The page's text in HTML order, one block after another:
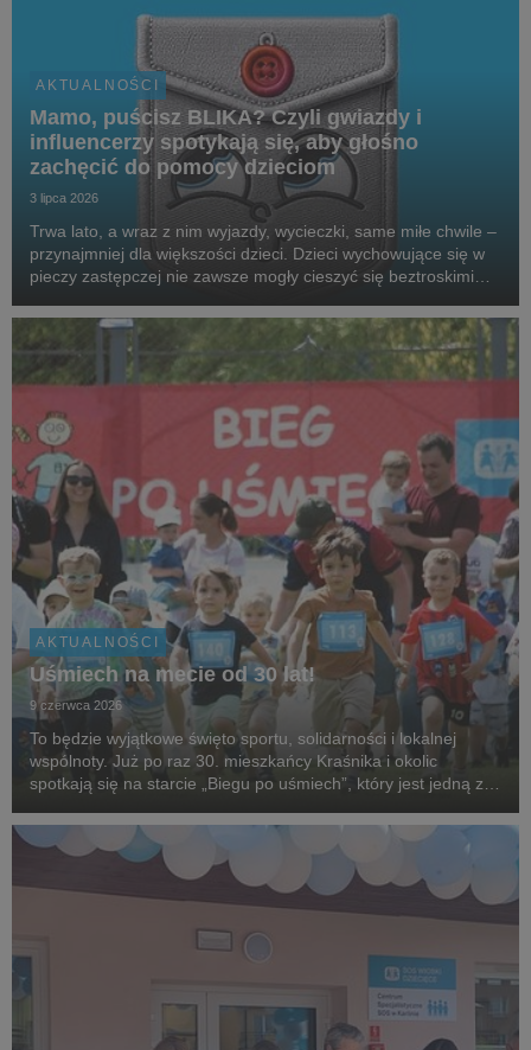
AKTUALNOŚCI
Mamo, puścisz BLIKA? Czyli gwiazdy i
influencerzy spotykają się, aby głośno
zachęcić do pomocy dzieciom
3 lipca 2026
Trwa lato, a wraz z nim wyjazdy, wycieczki, same miłe chwile –
przynajmniej dla większości dzieci. Dzieci wychowujące się w
pieczy zastępczej nie zawsze mogły cieszyć się beztroskimi
SOS Wiosek Dziecięcych, gwiazdy,...
AKTUALNOŚCI
Uśmiech na mecie od 30 lat!
9 czerwca 2026
To będzie wyjątkowe święto sportu, solidarności i lokalnej
wspólnoty. Już po raz 30. mieszkańcy Kraśnika i okolic
spotkają się na starcie „Biegu po uśmiech”, który jest jedną z
biegowych w regionie, organizowanej przez...